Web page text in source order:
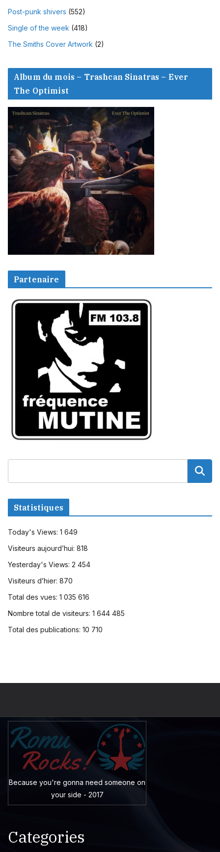
Post-punk shivers (552)
Single of the week (418)
The Smiths Cover Artwork (2)
Album du mois – Trashcan Sinatras – Ever
The Optimist
Partenaire
Statistiques
Today's Views: 1 649
Visiteurs aujourd’hui: 818
Yesterday's Views: 2 454
Visiteurs d’hier: 870
Total des vues: 1 035 616
Nombre total de visiteurs: 1 644 485
Total des publications: 10 710
Because you're gonna need someone on
your side - 2017
Categories